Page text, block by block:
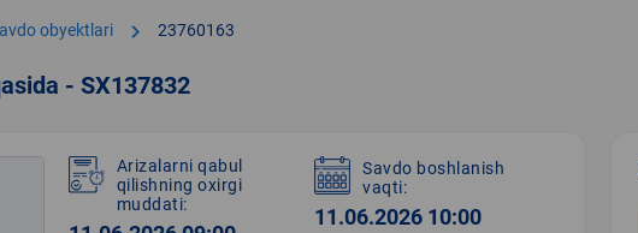
obyektlari chevron_right 23760163
- SX137832
Arizalarni qabul
qilishning oxirgi
muddati:
Savdo boshlanish
vaqti:
11.06.2026 10:00